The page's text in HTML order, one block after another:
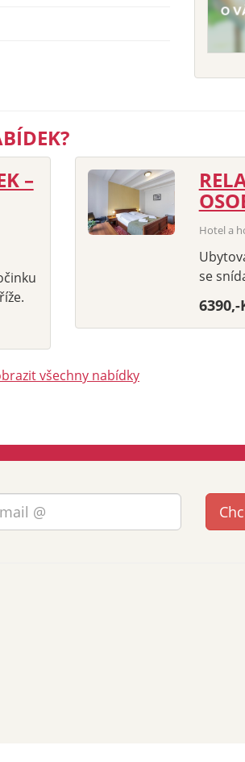
–
Hotel a
se
6390,-
všechny nabídky